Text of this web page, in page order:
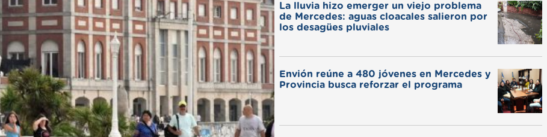
La lluvia hizo emerger un viejo problema
de Mercedes: aguas cloacales salieron por
los desagües pluviales
Envión reúne a 480 jóvenes en Mercedes y
Provincia busca reforzar el programa